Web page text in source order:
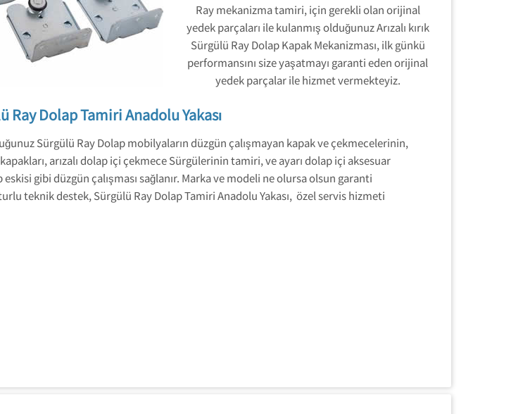
Ray mekanizma tamiri, için gerekli olan orijinal
yedek parçaları ile kulanmış olduğunuz Arızalı kırık
Sürgülü Ray Dolap Kapak Mekanizması, ilk günkü
performansını size yaşatmayı garanti eden orijinal
yedek parçalar ile hizmet vermekteyiz.
Ray Dolap Tamiri Anadolu Yakası
Sürgülü Ray Dolap mobilyaların düzgün çalışmayan kapak ve çekmecelerinin,
arızalı dolap içi çekmece Sürgülerinin tamiri, ve ayarı dolap içi aksesuar
gibi düzgün çalışması sağlanır. Marka ve modeli ne olursa olsun garanti
teknik destek, Sürgülü Ray Dolap Tamiri Anadolu Yakası, özel servis hizmeti